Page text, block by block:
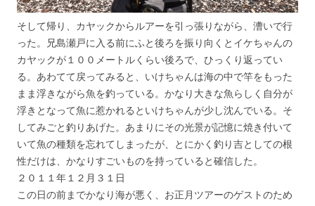
そして帰り、カヤックからルアーを引っ張りながら、漕いで行
った。兄島瀬戸に入る前にふと後ろを振り向くとイケちゃんの
カヤックが１００メートルくらい後ろで、ひっくり返ってい
る。あわてて戻ってみると、いけちゃんは海の中で竿をもった
まま浮きながら魚を釣っている。かなり大きな魚らしく自分が
浮きとなって魚に惹かれるといけちゃんが少し沈んでいる。そ
してみごと釣りあげた。あまりにその光景が記憶に焼き付いて
いて魚の種類を忘れてしまったが、とにかく釣り吉としての根
性だけは、かなりすごいものを持っていると確信した。
２０１１年１２月３１日
この日の前までかなり海が悪く、お正月ツアーのゲストのため